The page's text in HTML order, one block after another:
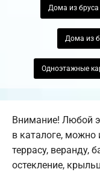
Дома из бруса
Дома из
Одноэтажные
Внимание! Любой
в каталоге,
террасу, веранду,
остекление,